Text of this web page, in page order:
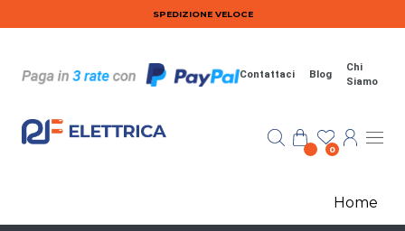
Salta al contenuto principaleSPEDIZIONE VELOCE
Contattaci Blog
Chi
Siamo
0
Home